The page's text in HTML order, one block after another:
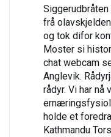
Siggerudbråten
frå
og tok difor
Moster si
chat webcam
Anglevik.
rådyr. Vi har
holde et
Kathmandu